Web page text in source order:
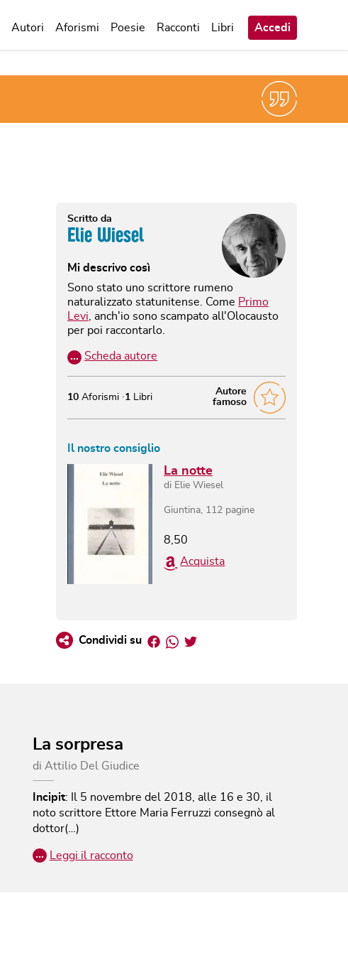
Autori Aforismi Poesie Racconti Libri Accedi
Scritto da
Elie Wiesel
Mi descrivo così
Sono stato uno scrittore rumeno
naturalizzato statunitense. Come Primo
Levi , anch'io sono scampato all'Olocausto
per poi raccontarlo.
… Scheda autore
Autore
famoso
10 Aforismi 1 Libri
Il nostro consiglio
La notte
di Elie Wiesel
Giuntina 112 pagine
8,50
Acquista
Condividi su Facebook
Whatsapp
Twitter
La sorpresa
di Attilio Del Giudice
Incipit:
Il 5 novembre del 2018, alle 16 e 30, il
noto scrittore Ettore Maria Ferruzzi consegnò al
dottor(…)
… Leggi il racconto